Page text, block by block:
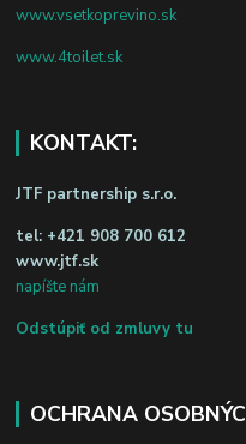
www.vsetkoprevino.sk
www.4toilet.sk
KONTAKT:
JTF partnership s.r.o.
tel: +421 908 700 612
www.jtf.sk
napíšte nám
Odstúpiť od zmluvy tu
OCHRANA